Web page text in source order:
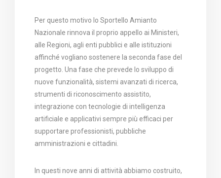
Per questo motivo lo Sportello Amianto
Nazionale rinnova il proprio appello ai Ministeri,
alle Regioni, agli enti pubblici e alle istituzioni
affinché vogliano sostenere la seconda fase del
progetto. Una fase che prevede lo sviluppo di
nuove funzionalità, sistemi avanzati di ricerca,
strumenti di riconoscimento assistito,
integrazione con tecnologie di intelligenza
artificiale e applicativi sempre più efficaci per
supportare professionisti, pubbliche
amministrazioni e cittadini.
In questi nove anni di attività abbiamo costruito,